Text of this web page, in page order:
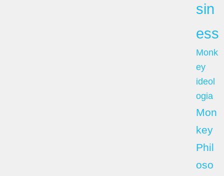
sin
ess
Monk
ey
ideol
ogia
Mon
key
Phil
oso